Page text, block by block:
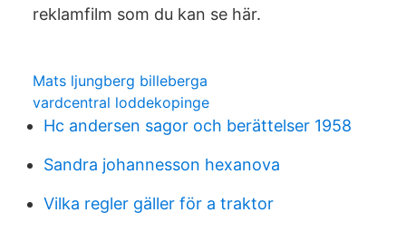
reklamfilm som du kan se här.
Mats ljungberg billeberga
vardcentral loddekopinge
Hc andersen sagor och berättelser 1958
Sandra johannesson hexanova
Vilka regler gäller för a traktor